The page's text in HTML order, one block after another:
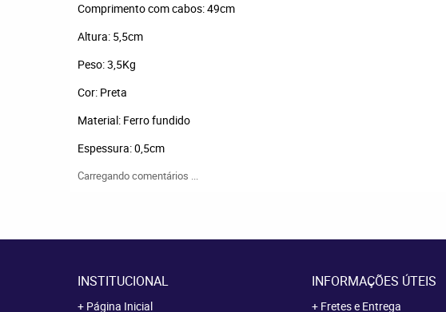
Comprimento com cabos: 49cm
Altura: 5,5cm
Peso: 3,5Kg
Cor: Preta
Material: Ferro fundido
Espessura: 0,5cm
Carregando comentários ...
INSTITUCIONAL
Página Inicial
INFORMAÇÕES ÚTEIS
Fretes e Entrega